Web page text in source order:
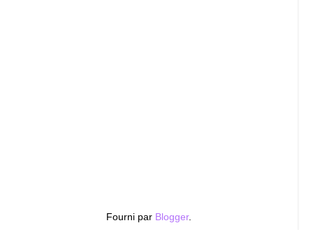
Fourni par Blogger.